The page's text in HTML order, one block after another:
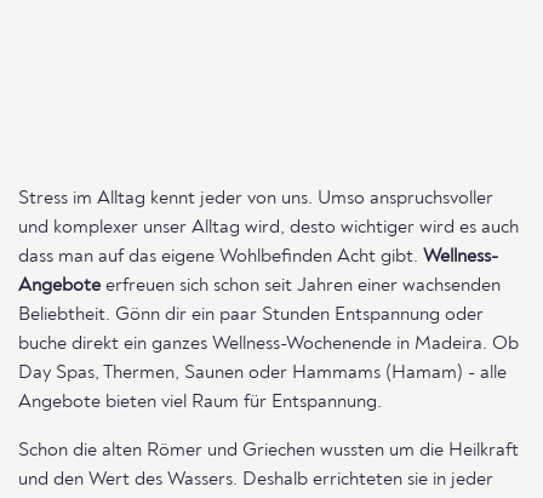
Stress im Alltag kennt jeder von uns. Umso anspruchsvoller
und komplexer unser Alltag wird, desto wichtiger wird es auch
dass man auf das eigene Wohlbefinden Acht gibt. Wellness-
Angebote erfreuen sich schon seit Jahren einer wachsenden
Beliebtheit. Gönn dir ein paar Stunden Entspannung oder
buche direkt ein ganzes Wellness-Wochenende in Madeira. Ob
Day Spas, Thermen, Saunen oder Hammams (Hamam) - alle
Angebote bieten viel Raum für Entspannung.
Schon die alten Römer und Griechen wussten um die Heilkraft
und den Wert des Wassers. Deshalb errichteten sie in jeder